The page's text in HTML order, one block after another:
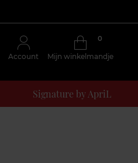
Account Mijn winkelmandje
0
Signature by ApriL